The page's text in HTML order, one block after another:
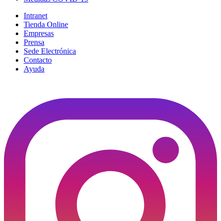
Intranet
Tienda Online
Empresas
Prensa
Sede Electrónica
Contacto
Ayuda